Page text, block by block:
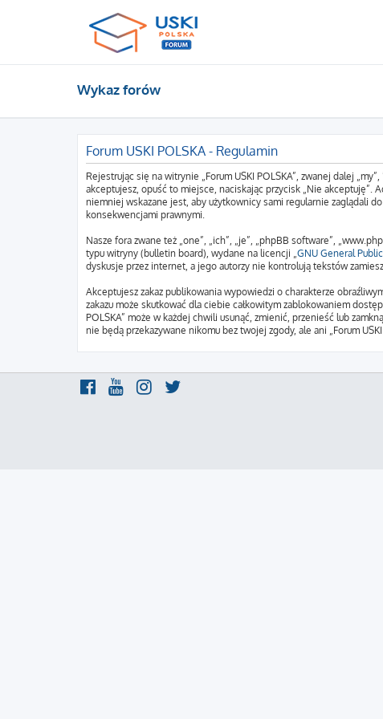
Wykaz forów
Forum USKI POLSKA - Regulamin
Rejestrując się na witrynie „Forum USKI POLSKA”, zwanej dalej
akceptujesz, opuść to miejsce, naciskając przycisk „Nie akceptuję”.
niemniej wskazane jest, aby użytkownicy sami regularnie zaglądali
konsekwencjami prawnymi.
Nasze fora zwane też „one”, „ich”, „je”, „phpBB software”,
typu witryny (bulletin board), wydane na licencji „GNU General
dyskusje przez internet, a jego autorzy nie kontrolują tekstów
Akceptujesz zakaz publikowania wypowiedzi o charakterze
zakazu może skutkować dla ciebie całkowitym zablokowaniem
POLSKA” może w każdej chwili usunąć, zmienić, przenieść lub
nie będą przekazywane nikomu bez twojej zgody, ale ani „Forum